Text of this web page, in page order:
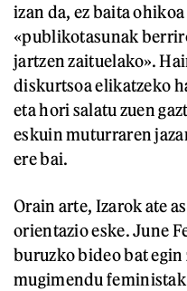
izan da, ez baita
«publikotasunak
jartzen zaituelako».
diskurtsoa elikatzeko
eta hori salatu zuen
eskuin muturraren
ere bai.
Orain arte, Izarok ate
orientazio eske. June
buruzko bideo bat
mugimendu